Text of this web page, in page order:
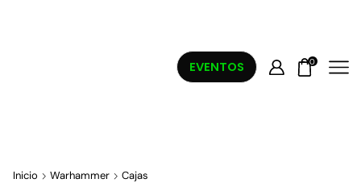
EVENTOS 0
Inicio Warhammer Cajas